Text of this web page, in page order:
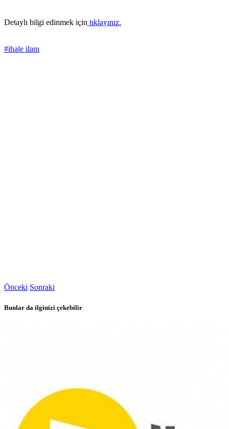
Detaylı bilgi edinmek için tıklayınız.
#ihale ilanı
Önceki Sonraki
Bunlar da ilginizi çekebilir